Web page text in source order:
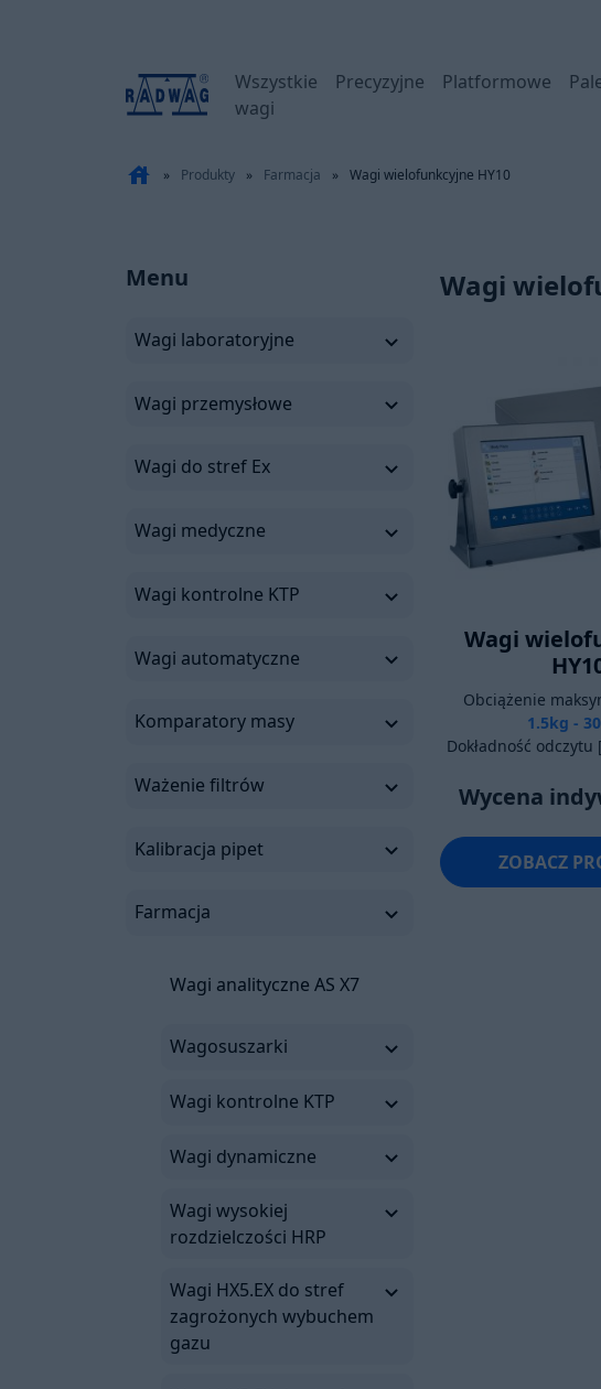
Wszystkie
wagi
Precyzyjne Platformowe
house » Produkty » Farmacja » Wagi wielofunkcyjne HY10
Menu
Wagi laboratoryjne
Wagi przemysłowe
Wagi do stref Ex
Wagi medyczne
Wagi kontrolne KTP
Wagi automatyczne
Komparatory masy
Ważenie filtrów
Kalibracja pipet
Farmacja
Wagi analityczne AS X7
Wagosuszarki
Wagi kontrolne KTP
Wagi dynamiczne
Wagi wysokiej
rozdzielczości HRP
Wagi HX5.EX do stref
zagrożonych wybuchem
gazu
Wagi
Wagi
Obciążenie
1.5kg -
Dokładność odczytu
Wycena
ZOBACZ